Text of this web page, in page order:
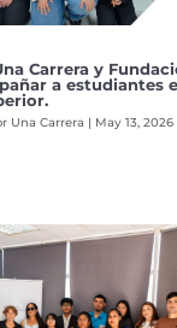
Carrera y
a estudiantes
Una Carrera | May 13, 2026